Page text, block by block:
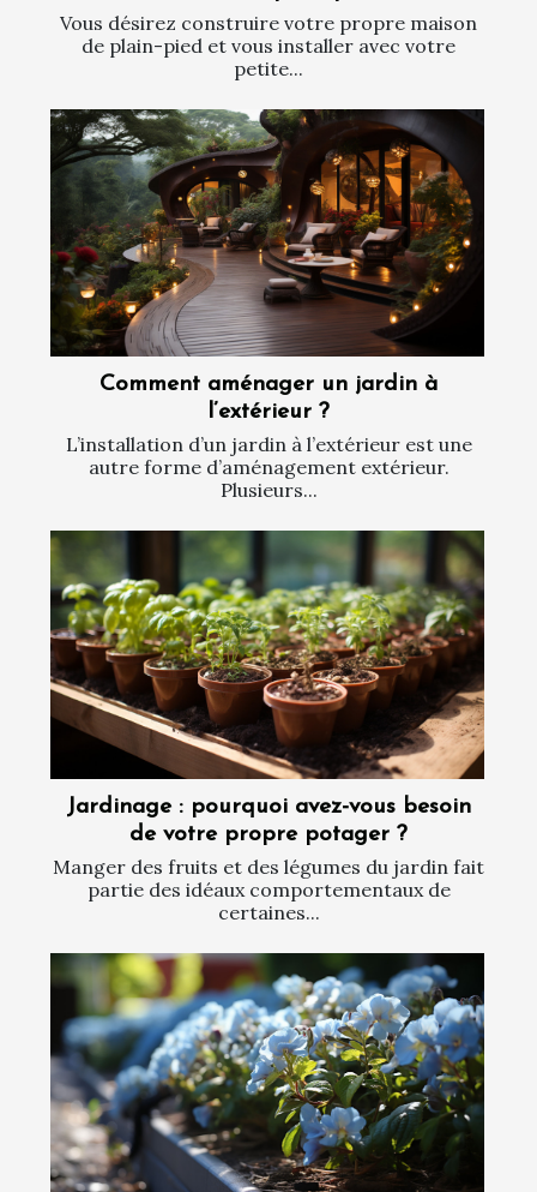
Vous désirez construire votre propre maison
de plain-pied et vous installer avec votre
petite...
Comment aménager un jardin à
l’extérieur ?
L’installation d’un jardin à l’extérieur est une
autre forme d’aménagement extérieur.
Plusieurs...
Jardinage : pourquoi avez-vous besoin
de votre propre potager ?
Manger des fruits et des légumes du jardin fait
partie des idéaux comportementaux de
certaines...